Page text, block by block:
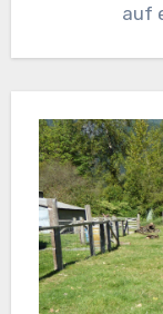
auf